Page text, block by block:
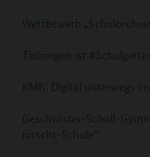
Wettbewerb
Thüringen ist
KMK: Digital unterwegs
Geschwister-Scholl-
forscht-Schule“